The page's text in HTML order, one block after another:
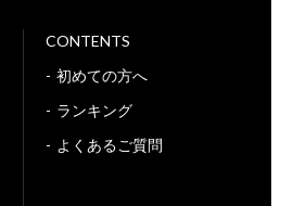
CONTENTS
初めての方へ
ランキング
よくあるご質問